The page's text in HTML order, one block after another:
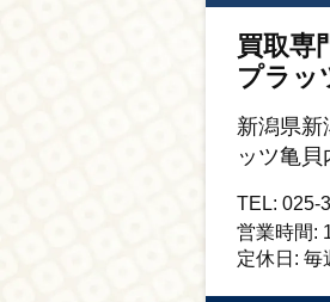
買取専
プラッ
新潟県新
ッツ亀貝
TEL: 025-
営業時間:
定休日: 毎